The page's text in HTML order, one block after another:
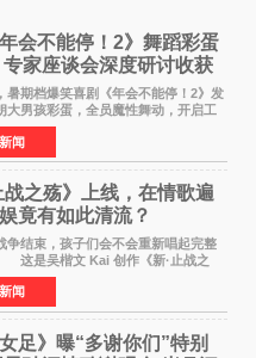
会不能停！2》舞蹈彩蛋
专家座谈会深度研讨收获
期档爆笑喜剧《年会不能停！2》发
大男孩彩蛋，全员魔性舞动，开启工
。影片于昨日同步举办专家座谈会，
、总制片人应萝佳出席现场，与一众
专家
闻
战之殇》上线，在情歌遍
竟有如此清流？
结束，孩子们会不会重新唱起完整
是吴楷文 Kai 创作《新·止战之
的想法。 从伊朗相关冲突引发的
到世界各地仍在发生的动荡与不安，
只
闻
女足》曝“多谢你们”特别